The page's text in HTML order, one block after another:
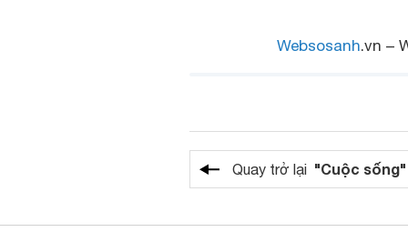
Websosanh.vn –
Quay trở lại "Cuộc sống"